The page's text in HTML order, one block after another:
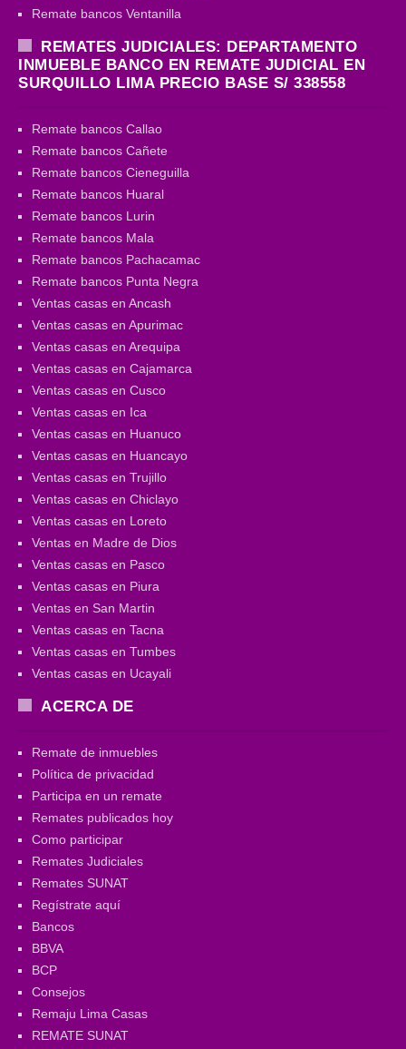
Remate bancos Ventanilla
REMATES JUDICIALES: DEPARTAMENTO
INMUEBLE BANCO EN REMATE JUDICIAL EN
SURQUILLO LIMA PRECIO BASE S/ 338558
Remate bancos Callao
Remate bancos Cañete
Remate bancos Cieneguilla
Remate bancos Huaral
Remate bancos Lurin
Remate bancos Mala
Remate bancos Pachacamac
Remate bancos Punta Negra
Ventas casas en Ancash
Ventas casas en Apurimac
Ventas casas en Arequipa
Ventas casas en Cajamarca
Ventas casas en Cusco
Ventas casas en Ica
Ventas casas en Huanuco
Ventas casas en Huancayo
Ventas casas en Trujillo
Ventas casas en Chiclayo
Ventas casas en Loreto
Ventas en Madre de Dios
Ventas casas en Pasco
Ventas casas en Piura
Ventas en San Martin
Ventas casas en Tacna
Ventas casas en Tumbes
Ventas casas en Ucayali
ACERCA DE
Remate de inmuebles
Política de privacidad
Participa en un remate
Remates publicados hoy
Como participar
Remates Judiciales
Remates SUNAT
Regístrate aquí
Bancos
BBVA
BCP
Consejos
Remaju Lima Casas
REMATE SUNAT